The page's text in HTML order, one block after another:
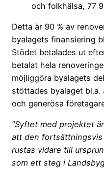
och folkhälsa, 77
Detta är 90 % av
byalagets finansiering
Stödet betalades ut
betalat hela
möjliggöra byalagets
stöttades byalaget
och generösa
”Syftet med projektet
att den
rustas vidare till
som ett steg i